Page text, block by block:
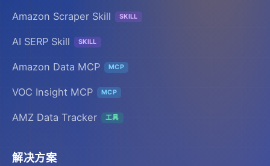
Amazon Scraper Skill SKILL
AI SERP Skill SKILL
Amazon Data MCP MCP
VOC Insight MCP MCP
AMZ Data Tracker 工具
解决方案